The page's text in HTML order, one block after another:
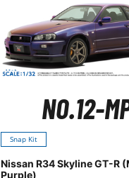
NO.12-
Snap Kit
Nissan R34 Skyline GT-R
Purple)